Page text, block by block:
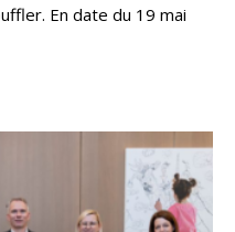
En date du 19 mai